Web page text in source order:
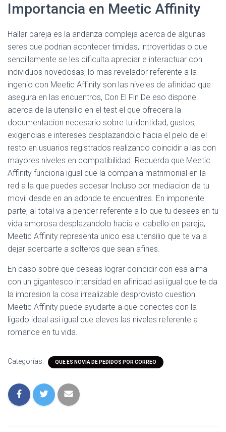
Importancia en Meetic Affinity
Hallar pareja es la andanza compleja acerca de algunas
seres que podrian acontecer timidas, introvertidas o que
sencillamente se les dificulta apreciar e interactuar con
individuos novedosas, lo mas revelador referente a la
ingenio con Meetic Affinity son las niveles de afinidad que
asegura en las encuentros, Con El Fin De eso dispone
acerca de la utensilio en el test el que ofrecera la
documentacion necesario sobre tu identidad, gustos,
exigencias e intereses desplazandolo hacia el pelo de el
resto en usuarios registrados realizando coincidir a las con
mayores niveles en compatibilidad. Recuerda que Meetic
Affinity funciona igual que la compania matrimonial en la
red a la que puedes accesar Incluso por mediacion de tu
movil desde en an adonde te encuentres. En imponente
parte, al total va a pender referente a lo que tu desees en tu
vida amorosa desplazandolo hacia el cabello en pareja,
Meetic Affinity representa unico esa utensilio que te va a
dejar acercarte a solteros que sean afines.
En caso sobre que deseas lograr coincidir con esa alma
con un gigantesco intensidad en afinidad asi igual que te da
la impresion la cosa irrealizable desprovisto cuestion
Meetic Affinity puede ayudarte a que conectes con la
ligado ideal asi igual que eleves las niveles referente a
romance en tu vida.
Categorías: QUE ES NOVIA DE PEDIDOS POR CORREO